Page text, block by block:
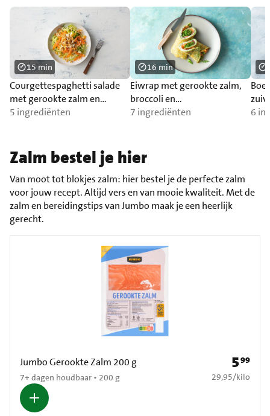
Courgettespaghetti salade
met gerookte zalm en
walnoot-ei-topping
5 ingrediënten
15 min
Eiwrap met gerookte zalm,
broccoli en
zonnebloempitten
7 ingrediënten
16 min
een
6
Zalm bestel je hier
Van moot tot blokjes zalm: hier bestel je de perfecte zalm
voor jouw recept. Altijd vers en van mooie kwaliteit. Met de
zalm en bereidingstips van Jumbo maak je een heerlijk
gerecht.
Jumbo Gerookte Zalm 200 g
7+ dagen houdbaar • 200 g
Prijs: €
599
€ 29,95 per kilo
29,95/kilo